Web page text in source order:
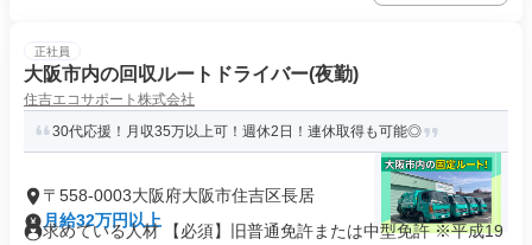
正社員
大阪市内の回収ルートドライバー(夜勤)
住吉エコサポート株式会社
30代応援！月収35万以上可！週休2日！連休取得も可能◎
〒558-0003大阪府大阪市住吉区長居
月給32万円以上
求めている人材 【必須】旧普通免許または中型免許 ※平成19